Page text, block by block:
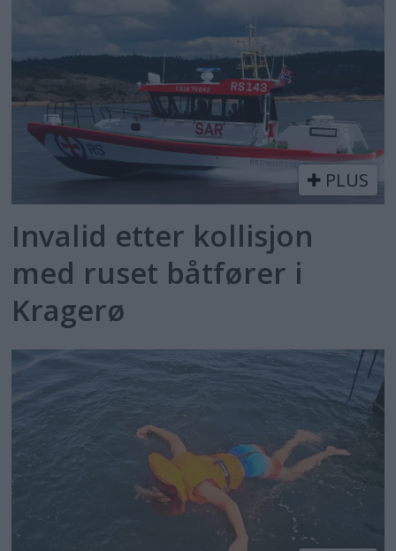
PLUS
Invalid etter kollisjon
med ruset båtfører i
Kragerø